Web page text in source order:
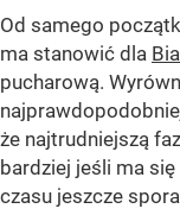
Od samego
ma stanowić dla
pucharową.
że najtrudniejszą
bardziej jeśli ma się
czasu jeszcze